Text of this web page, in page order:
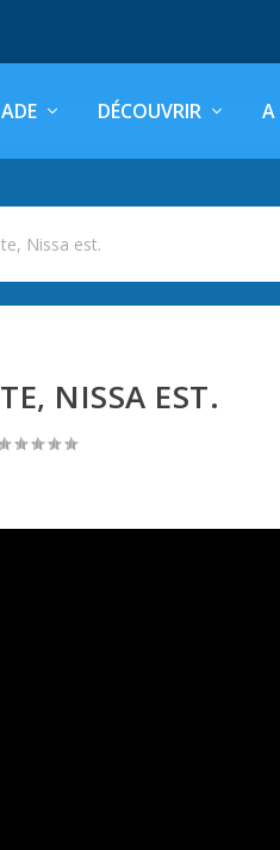
DÉCOUVRIR A
Nissa est.
NISSA EST.